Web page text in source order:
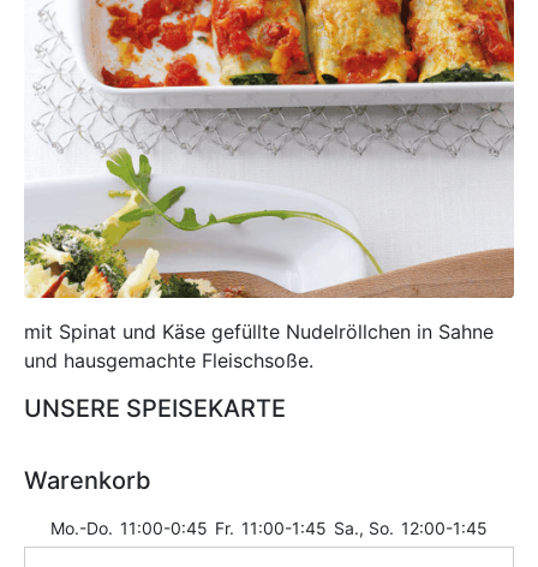
mit Spinat und Käse gefüllte Nudelröllchen in Sahne
und hausgemachte Fleischsoße.
UNSERE SPEISEKARTE
Warenkorb
Mo.-Do. 11:00-0:45 Fr. 11:00-1:45 Sa., So. 12:00-1:45